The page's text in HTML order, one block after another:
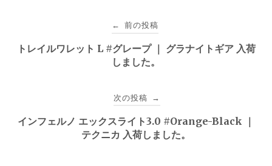
稿
ゲ
← 前の投稿
トレイルワレット L #グレープ ｜ グラナイトギア 入荷
しました。
次の投稿 →
インフェルノ エックスライト3.0 #Orange-Black ｜
テクニカ 入荷しました。